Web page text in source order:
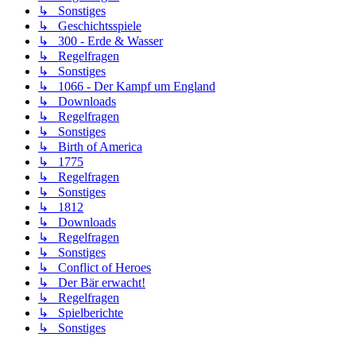
↳ Sonstiges
↳ Geschichtsspiele
↳ 300 - Erde & Wasser
↳ Regelfragen
↳ Sonstiges
↳ 1066 - Der Kampf um England
↳ Downloads
↳ Regelfragen
↳ Sonstiges
↳ Birth of America
↳ 1775
↳ Regelfragen
↳ Sonstiges
↳ 1812
↳ Downloads
↳ Regelfragen
↳ Sonstiges
↳ Conflict of Heroes
↳ Der Bär erwacht!
↳ Regelfragen
↳ Spielberichte
↳ Sonstiges